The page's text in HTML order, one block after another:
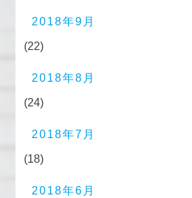
2018年9月
(22)
2018年8月
(24)
2018年7月
(18)
2018年6月